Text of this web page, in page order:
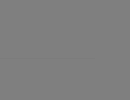
voor Gewicht stofzuiger
Gebruiksduur